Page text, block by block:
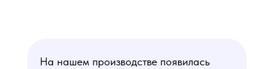
На нашем производстве появилась